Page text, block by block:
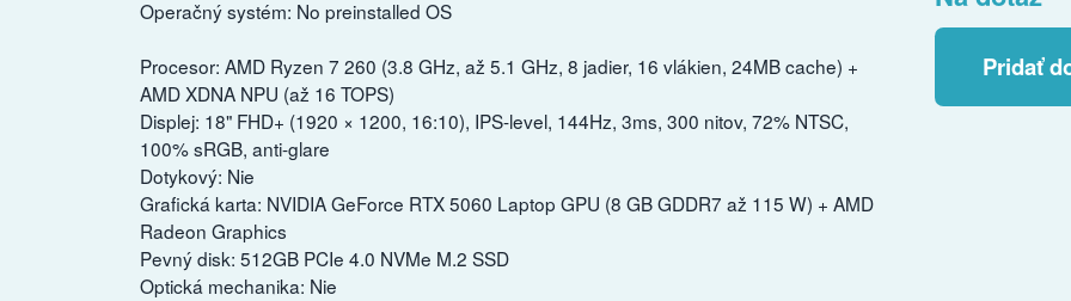
Operačný systém: No preinstalled OS
Procesor: AMD Ryzen 7 260 (3.8 GHz, až 5.1 GHz, 8 jadier, 16 vlákien, 24MB cache) +
AMD XDNA NPU (až 16 TOPS)
Displej: 18" FHD+ (1920 × 1200, 16:10), IPS-level, 144Hz, 3ms, 300 nitov, 72% NTSC,
100% sRGB, anti-glare
Dotykový: Nie
Grafická karta: NVIDIA GeForce RTX 5060 Laptop GPU (8 GB GDDR7 až 115 W) + AMD
Radeon Graphics
Pevný disk: 512GB PCIe 4.0 NVMe M.2 SSD
Optická mechanika: Nie
Pridať